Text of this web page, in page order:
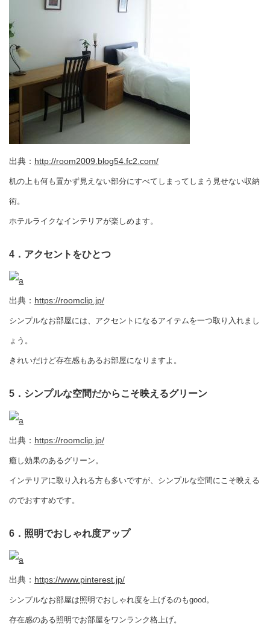
出典： http://room2009.blog54.fc2.com/
机の上も何も置かず見えない部分にすべてしまってしまう見せない収納
術。
ホテルライクなインテリアが楽しめます。
4．アクセントをひとつ
出典： https://roomclip.jp/
シンプルなお部屋には、アクセントになるアイテムを一つ取り入れまし
ょう。
きれいだけど存在感もあるお部屋になりますよ。
5．シンプルな空間だからこそ映えるグリーン
出典： https://roomclip.jp/
癒し効果のあるグリーン。
インテリアに取り入れる方も多いですが、シンプルな空間にこそ映える
のでおすすめです。
6．照明でおしゃれ度アップ
出典： https://www.pinterest.jp/
シンプルなお部屋は照明でおしゃれ度を上げるのもgood。
存在感のある照明でお部屋をワンランク格上げ。